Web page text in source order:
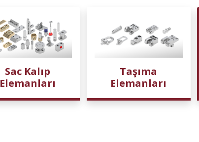
Sac Kalıp
Elemanları
Taşıma
Elemanları